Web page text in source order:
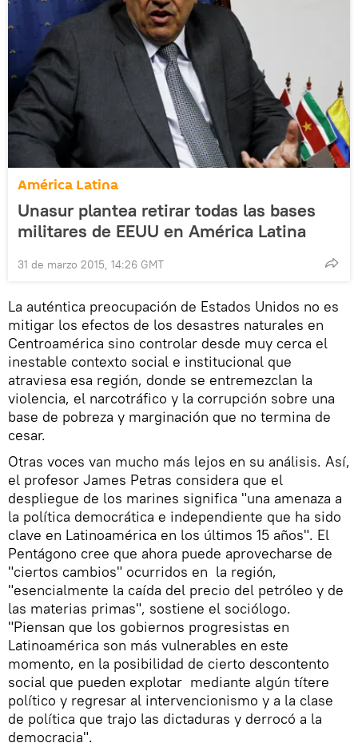
América Latina
Unasur plantea retirar todas las bases
militares de EEUU en América Latina
31 de marzo 2015, 14:26 GMT
La auténtica preocupación de Estados Unidos no es
mitigar los efectos de los desastres naturales en
Centroamérica sino controlar desde muy cerca el
inestable contexto social e institucional que
atraviesa esa región, donde se entremezclan la
violencia, el narcotráfico y la corrupción sobre una
base de pobreza y marginación que no termina de
cesar.
Otras voces van mucho más lejos en su análisis. Así,
el profesor James Petras considera que el
despliegue de los marines significa "una amenaza a
la política democrática e independiente que ha sido
clave en Latinoamérica en los últimos 15 años". El
Pentágono cree que ahora puede aprovecharse de
"ciertos cambios" ocurridos en la región,
"esencialmente la caída del precio del petróleo y de
las materias primas", sostiene el sociólogo.
"Piensan que los gobiernos progresistas en
Latinoamérica son más vulnerables en este
momento, en la posibilidad de cierto descontento
social que pueden explotar mediante algún títere
político y regresar al intervencionismo y a la clase
de política que trajo las dictaduras y derrocó a la
democracia".